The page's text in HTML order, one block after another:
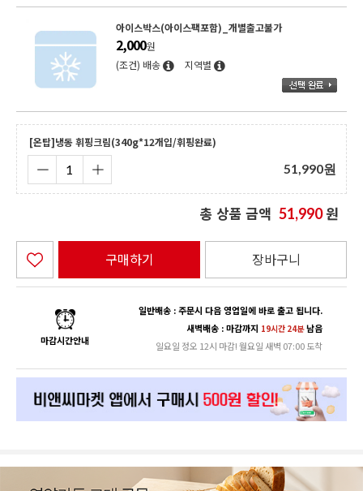
아이스박스(아이스팩포함)_개별출고불가
2,000원
(조건) 배송
지역별
[온탑]냉동 휘핑크림(340g*12개입/휘핑완료)
51,990원
총 상품 금액 51,990원
구매하기 장바구니
마감시간안내
일반배송 : 주문시 다음 영업일에 바로 출고 됩니다.
새벽배송 : 마감까지 19시간 24분남음
일요일 정오 12시 마감! 월요일 새벽 07:00 도착